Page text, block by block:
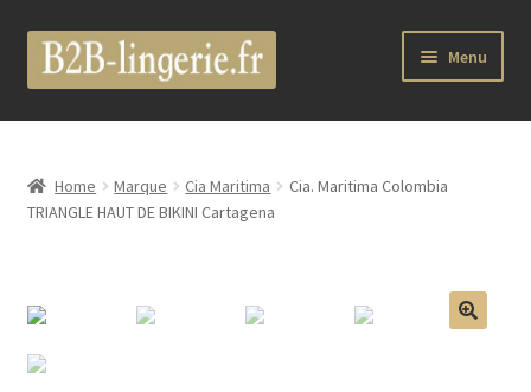
Aller
Aller
au
Menu
B2B Lingerie Site Officiel
Wholesale Registration Page
Boutique
Marques
Home Marque Cia Maritima
Cia. Maritima Colombia
TRIANGLE HAUT DE BIKINI Cartagena